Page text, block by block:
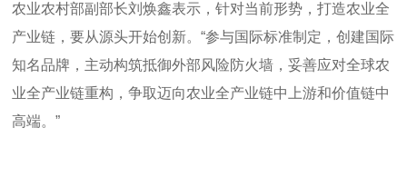
农业农村部副部长刘焕鑫表示，针对当前形势，打造农业全
产业链，要从源头开始创新。“参与国际标准制定，创建国际
知名品牌，主动构筑抵御外部风险防火墙，妥善应对全球农
业全产业链重构，争取迈向农业全产业链中上游和价值链中
高端。”